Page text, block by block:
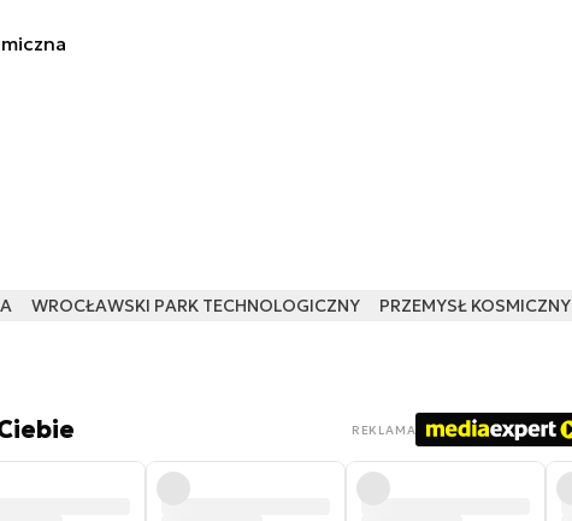
WROCŁAWSKI PARK TECHNOLOGICZNY
PRZEMYSŁ KOSMICZNY
REKLAMA